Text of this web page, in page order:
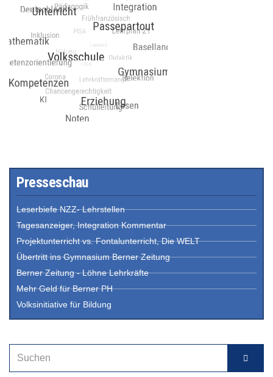
Presseschau
Leserbiefe NZZ- Lehrstellen
Tagesanzeiger, Integration Kommentar
Projektunterricht vs. Fontalunterricht, Die WELT
Übertritt ins Gymnasium Berner Zeitung
Berner Zeitung - Löhne Lehrkräfte
Mehr Geld für Berner PH
Volksinitiative für Bildung